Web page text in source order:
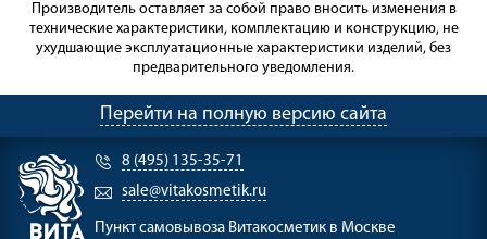
Производитель оставляет за собой право вносить изменения в
технические характеристики, комплектацию и конструкцию, не
ухудшающие эксплуатационные характеристики изделий, без
предварительного уведомления.
Перейти на полную версию сайта
8 (495) 135-35-71
sale@vitakosmetik.ru
Пункт самовывоза Витакосметик в Москве